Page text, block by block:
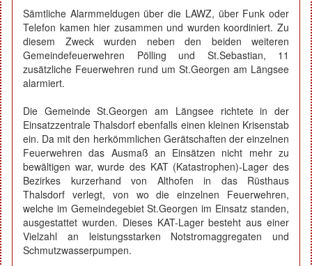
Sämtliche Alarmmeldugen über die LAWZ, über Funk oder
Telefon kamen hier zusammen und wurden koordiniert. Zu
diesem Zweck wurden neben den beiden weiteren
Gemeindefeuerwehren Pölling und St.Sebastian, 11
zusätzliche Feuerwehren rund um St.Georgen am Längsee
alarmiert.
Die Gemeinde St.Georgen am Längsee richtete in der
Einsatzzentrale Thalsdorf ebenfalls einen kleinen Krisenstab
ein. Da mit den herkömmlichen Gerätschaften der einzelnen
Feuerwehren das Ausmaß an Einsätzen nicht mehr zu
bewältigen war, wurde des KAT (Katastrophen)-Lager des
Bezirkes kurzerhand von Althofen in das Rüsthaus
Thalsdorf verlegt, von wo die einzelnen Feuerwehren,
welche im Gemeindegebiet St.Georgen im Einsatz standen,
ausgestattet wurden. Dieses KAT-Lager besteht aus einer
Vielzahl an leistungsstarken Notstromaggregaten und
Schmutzwasserpumpen.